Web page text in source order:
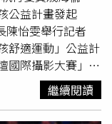
公益計畫發起
陳怡雯舉行記者
舒適運動」公益計
國際攝影大賽」跟
的消息。Kelly Lai
國際女孩日開始募
繼續閱讀